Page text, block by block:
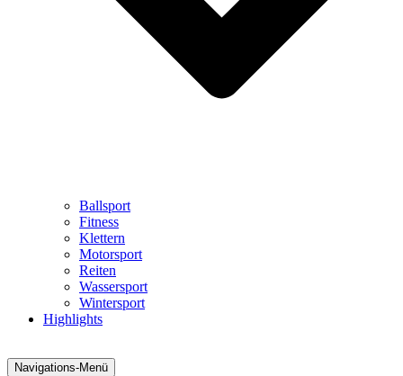
Ballsport
Fitness
Klettern
Motorsport
Reiten
Wassersport
Wintersport
Highlights
Navigations-Menü